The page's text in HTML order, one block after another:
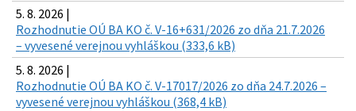
5. 8. 2026 |
Rozhodnutie OÚ BA KO č. V-16+631/2026 zo dňa 21.7.2026
– vyvesené verejnou vyhláškou (333,6 kB)
5. 8. 2026 |
Rozhodnutie OÚ BA KO č. V-17017/2026 zo dňa 24.7.2026 –
vyvesené verejnou vyhláškou (368,4 kB)